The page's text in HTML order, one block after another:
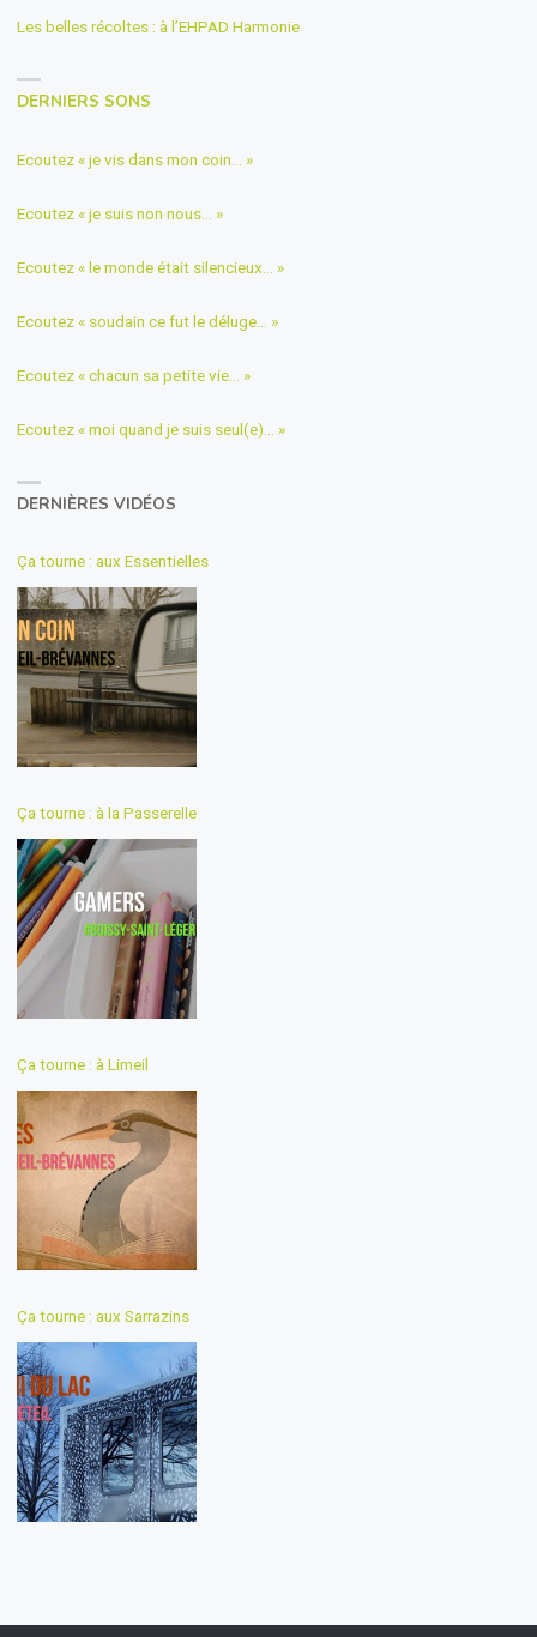
Les belles récoltes : à l’EHPAD Harmonie
DERNIERS SONS
Ecoutez « je vis dans mon coin… »
Ecoutez « je suis non nous… »
Ecoutez « le monde était silencieux… »
Ecoutez « soudain ce fut le déluge… »
Ecoutez « chacun sa petite vie… »
Ecoutez « moi quand je suis seul(e)… »
DERNIÈRES VIDÉOS
Ça tourne : aux Essentielles
Ça tourne : à la Passerelle
Ça tourne : à Limeil
Ça tourne : aux Sarrazins